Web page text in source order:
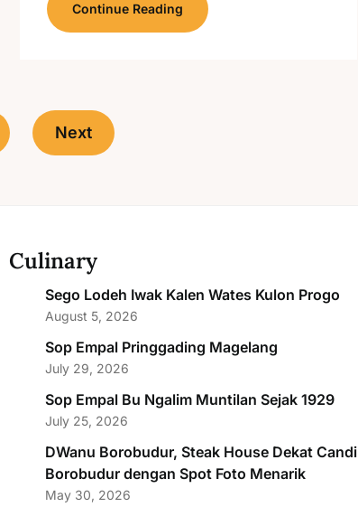
Continue Reading
Next
Culinary
Sego Lodeh Iwak Kalen Wates Kulon Progo
August 5, 2026
Sop Empal Pringgading Magelang
July 29, 2026
Sop Empal Bu Ngalim Muntilan Sejak 1929
July 25, 2026
DWanu Borobudur, Steak House Dekat Candi
Borobudur dengan Spot Foto Menarik
May 30, 2026